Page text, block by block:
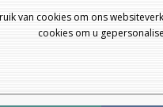
van cookies om ons
cookies om u